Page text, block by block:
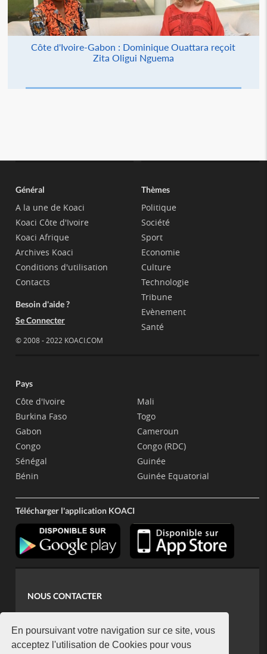
En poursuivant votre navigation sur ce site, vous
acceptez l'utilisation de Cookies pour vous
Côte d'Ivoire-Gabon : Dominique Ouattara reçoit
Zita Oligui Nguema
Général
A la une de Koaci
Koaci Côte d'Ivoire
Koaci Afrique
Archives Koaci
Conditions d'utilisation
Contacts
Besoin d'aide ?
Se Connecter
© 2008 - 2022 KOACI.COM
Thèmes
Politique
Société
Sport
Economie
Culture
Technologie
Tribune
Evènement
Santé
Pays
Côte d'Ivoire
Burkina Faso
Gabon
Congo
Sénégal
Bénin
Mali
Togo
Cameroun
Congo (RDC)
Guinée
Guinée Equatorial
Télécharger l'application KOACI
NOUS CONTACTER
koaci@yahoo.fr
+225 07 08 85 52 93